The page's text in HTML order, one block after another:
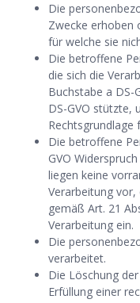
Die
Zwecke erhoben
für welche sie
Die betroffene
die sich die
Buchstabe a DS-
DS-GVO stützte,
Rechtsgrundlage
Die betroffene
GVO
liegen keine
Verarbeitung
gemäß Art. 21
Verarbeitung ein.
Die
verarbeitet.
Die Löschung
Erfüllung einer